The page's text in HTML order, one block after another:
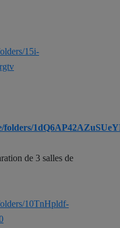
15i-
folders/
de 3 salles de
10TnHpldf-